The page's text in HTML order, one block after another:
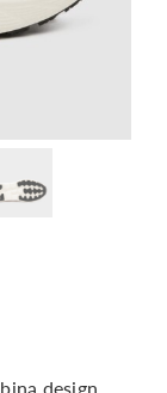
design